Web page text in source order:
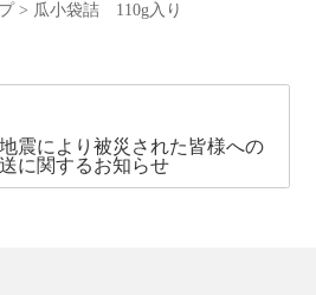
> 瓜小袋詰 110g入り
震により被災された皆様への
に関するお知らせ